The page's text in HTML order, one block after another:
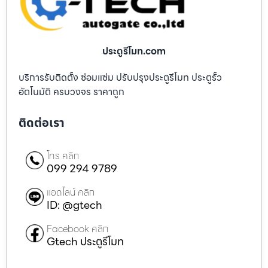
ประตูรีโมท.com
บริการรับติดตั้ง ซ่อมแซ่ม ปรับปรุงประตูรีโมท ประตูรั้ว
อัตโนมัติ ครบวงจร ราคาถูก
ติดต่อเรา
โทร คลิก
099 294 9789
แอดไลน์ คลิก
ID: @gtech
Facebook คลิก
Gtech ประตูรีโมท